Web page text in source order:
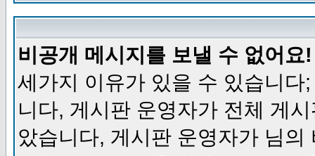
비공개 메시지를 보낼 수 없어요!
세가지 이유가 있을 수 있습니
니다, 게시판 운영자가 전체 게
았습니다, 게시판 운영자가 님